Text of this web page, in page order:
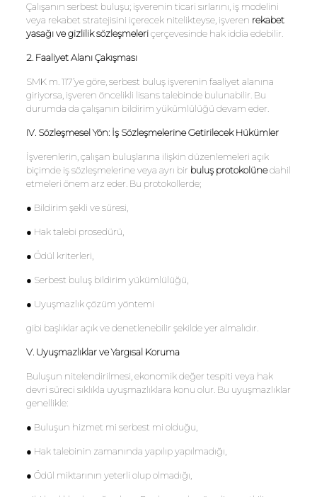
Çalışanın serbest buluşu; işverenin ticari sırlarını, iş modelini
veya rekabet stratejisini içerecek nitelikteyse, işveren rekabet
yasağı ve gizlilik sözleşmeleriçerçevesinde hak iddia edebilir.
2. Faaliyet Alanı Çakışması
SMK m. 117’ye göre, serbest buluş işverenin faaliyet alanına
giriyorsa, işveren öncelikli lisans talebinde bulunabilir. Bu
durumda da çalışanın bildirim yükümlülüğü devam eder.
IV. Sözleşmesel Yön: İş Sözleşmelerine Getirilecek Hükümler
İşverenlerin, çalışan buluşlarına ilişkin düzenlemeleri açık
biçimde iş sözleşmelerine veya ayrı bir buluş protokolünedahil
etmeleri önem arz eder. Bu protokollerde;
● Bildirim şekli ve süresi,
● Hak talebi prosedürü,
● Ödül kriterleri,
● Serbest buluş bildirim yükümlülüğü,
● Uyuşmazlık çözüm yöntemi
gibi başlıklar açık ve denetlenebilir şekilde yer almalıdır.
V. Uyuşmazlıklar ve Yargısal Koruma
Buluşun nitelendirilmesi, ekonomik değer tespiti veya hak
devri süreci sıklıkla uyuşmazlıklara konu olur. Bu uyuşmazlıklar
genellikle:
● Buluşun hizmet mi serbest mi olduğu,
● Hak talebinin zamanında yapılıp yapılmadığı,
● Ödül miktarının yeterli olup olmadığı,